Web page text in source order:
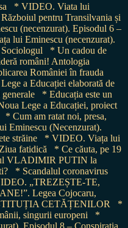
* VIDEO. Viata lui
pentru Transilvania și
(necenzurat). Episodul 6 –
lui Eminescu (necenzurat).
* Un cadou de
români! Antologia
României în frauda
a Educației elaborată de
* Educația este un
Lege a Educației, proiect
* Cum am ratat noi, presa,
Eminescu (Necenzurat).
străine
* VIDEO. Viața lui
fatidică
* Ce căuta, pe 19
VLADIMIR PUTIN la
* Scandalul coronavirus
„TREZEȘTE-TE,
Legea Cojocaru,
CETĂȚENILOR
*
singurii europeni
*
Episodul 8 – Conspirația